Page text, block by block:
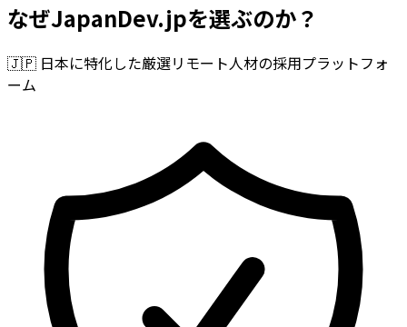
なぜJapanDev.jpを選ぶのか？
🇯🇵 日本に特化した厳選リモート人材の採用プラットフォ
ーム